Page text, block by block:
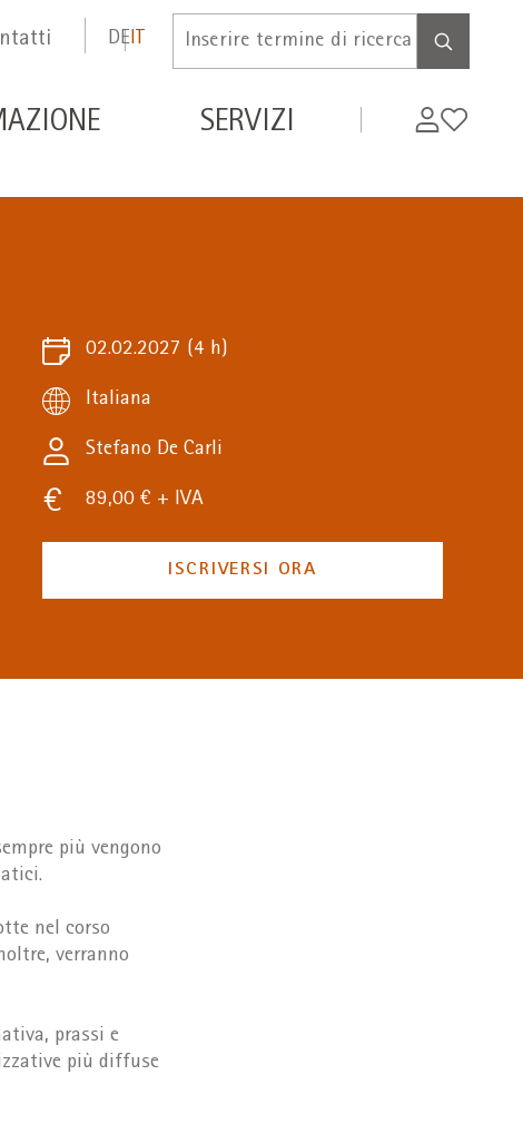
DEIT
Inserire
ricerca
de SERVIZI
MyWishlist
02.02.2027 (4 h)
Italiana
Stefano De Carli
89,00 € + IVA
ISCRIVERSI ORA
più vengono
nel corso
verranno
prassi e
più diffuse